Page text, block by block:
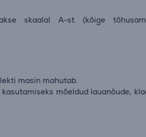
skaalal A-st (kõige
masin mahutab.
kasutamiseks mõeldud lauanõude,